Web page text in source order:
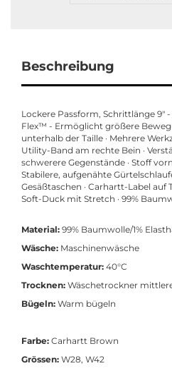
Beschreibung
Lockere Passform, Schrittlänge 9"
Flex™ - Ermöglicht größere
unterhalb der Taille · Mehrere
Utility-Band am rechte Bein ·
schwerere Gegenstände · Stoff
Stabilere, aufgenähte
Gesäßtaschen · Carhartt-Label auf
Soft-Duck mit Stretch · 99%
Material: 99% Baumwolle/1%
Wäsche: Maschinenwäsche
Waschtemperatur: 40°C
Trocknen: Wäschetrockner
Bügeln: Warm bügeln
Farbe: Carhartt Brown
Grössen: W28, W42